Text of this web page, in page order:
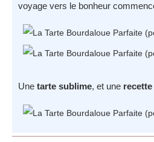
voyage vers le bonheur
Une tarte sublime, et une